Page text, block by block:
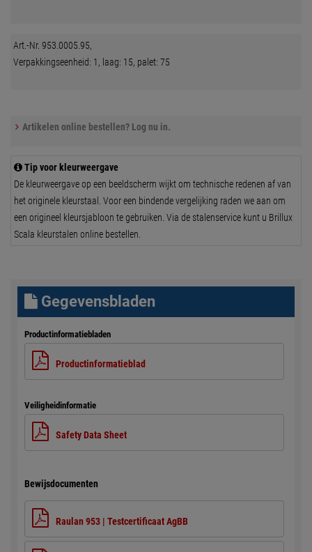
Art.-Nr. 953.0005.95,
Verpakkingseenheid: 1, laag: 15, palet: 75
Artikelen online bestellen? Log nu in.
Tip voor kleurweergave
De kleurweergave op een beeldscherm wijkt om technische redenen af van
het originele kleurstaal. Voor een bindende vergelijking raden we aan om
een origineel kleursjabloon te gebruiken. Via de stalenservice kunt u Brillux
Scala kleurstalen online bestellen.
Gegevensbladen
Productinformatiebladen
Productinformatieblad
Veiligheidinformatie
Safety Data Sheet
Bewijsdocumenten
Raulan 953 | Testcertificaat AgBB